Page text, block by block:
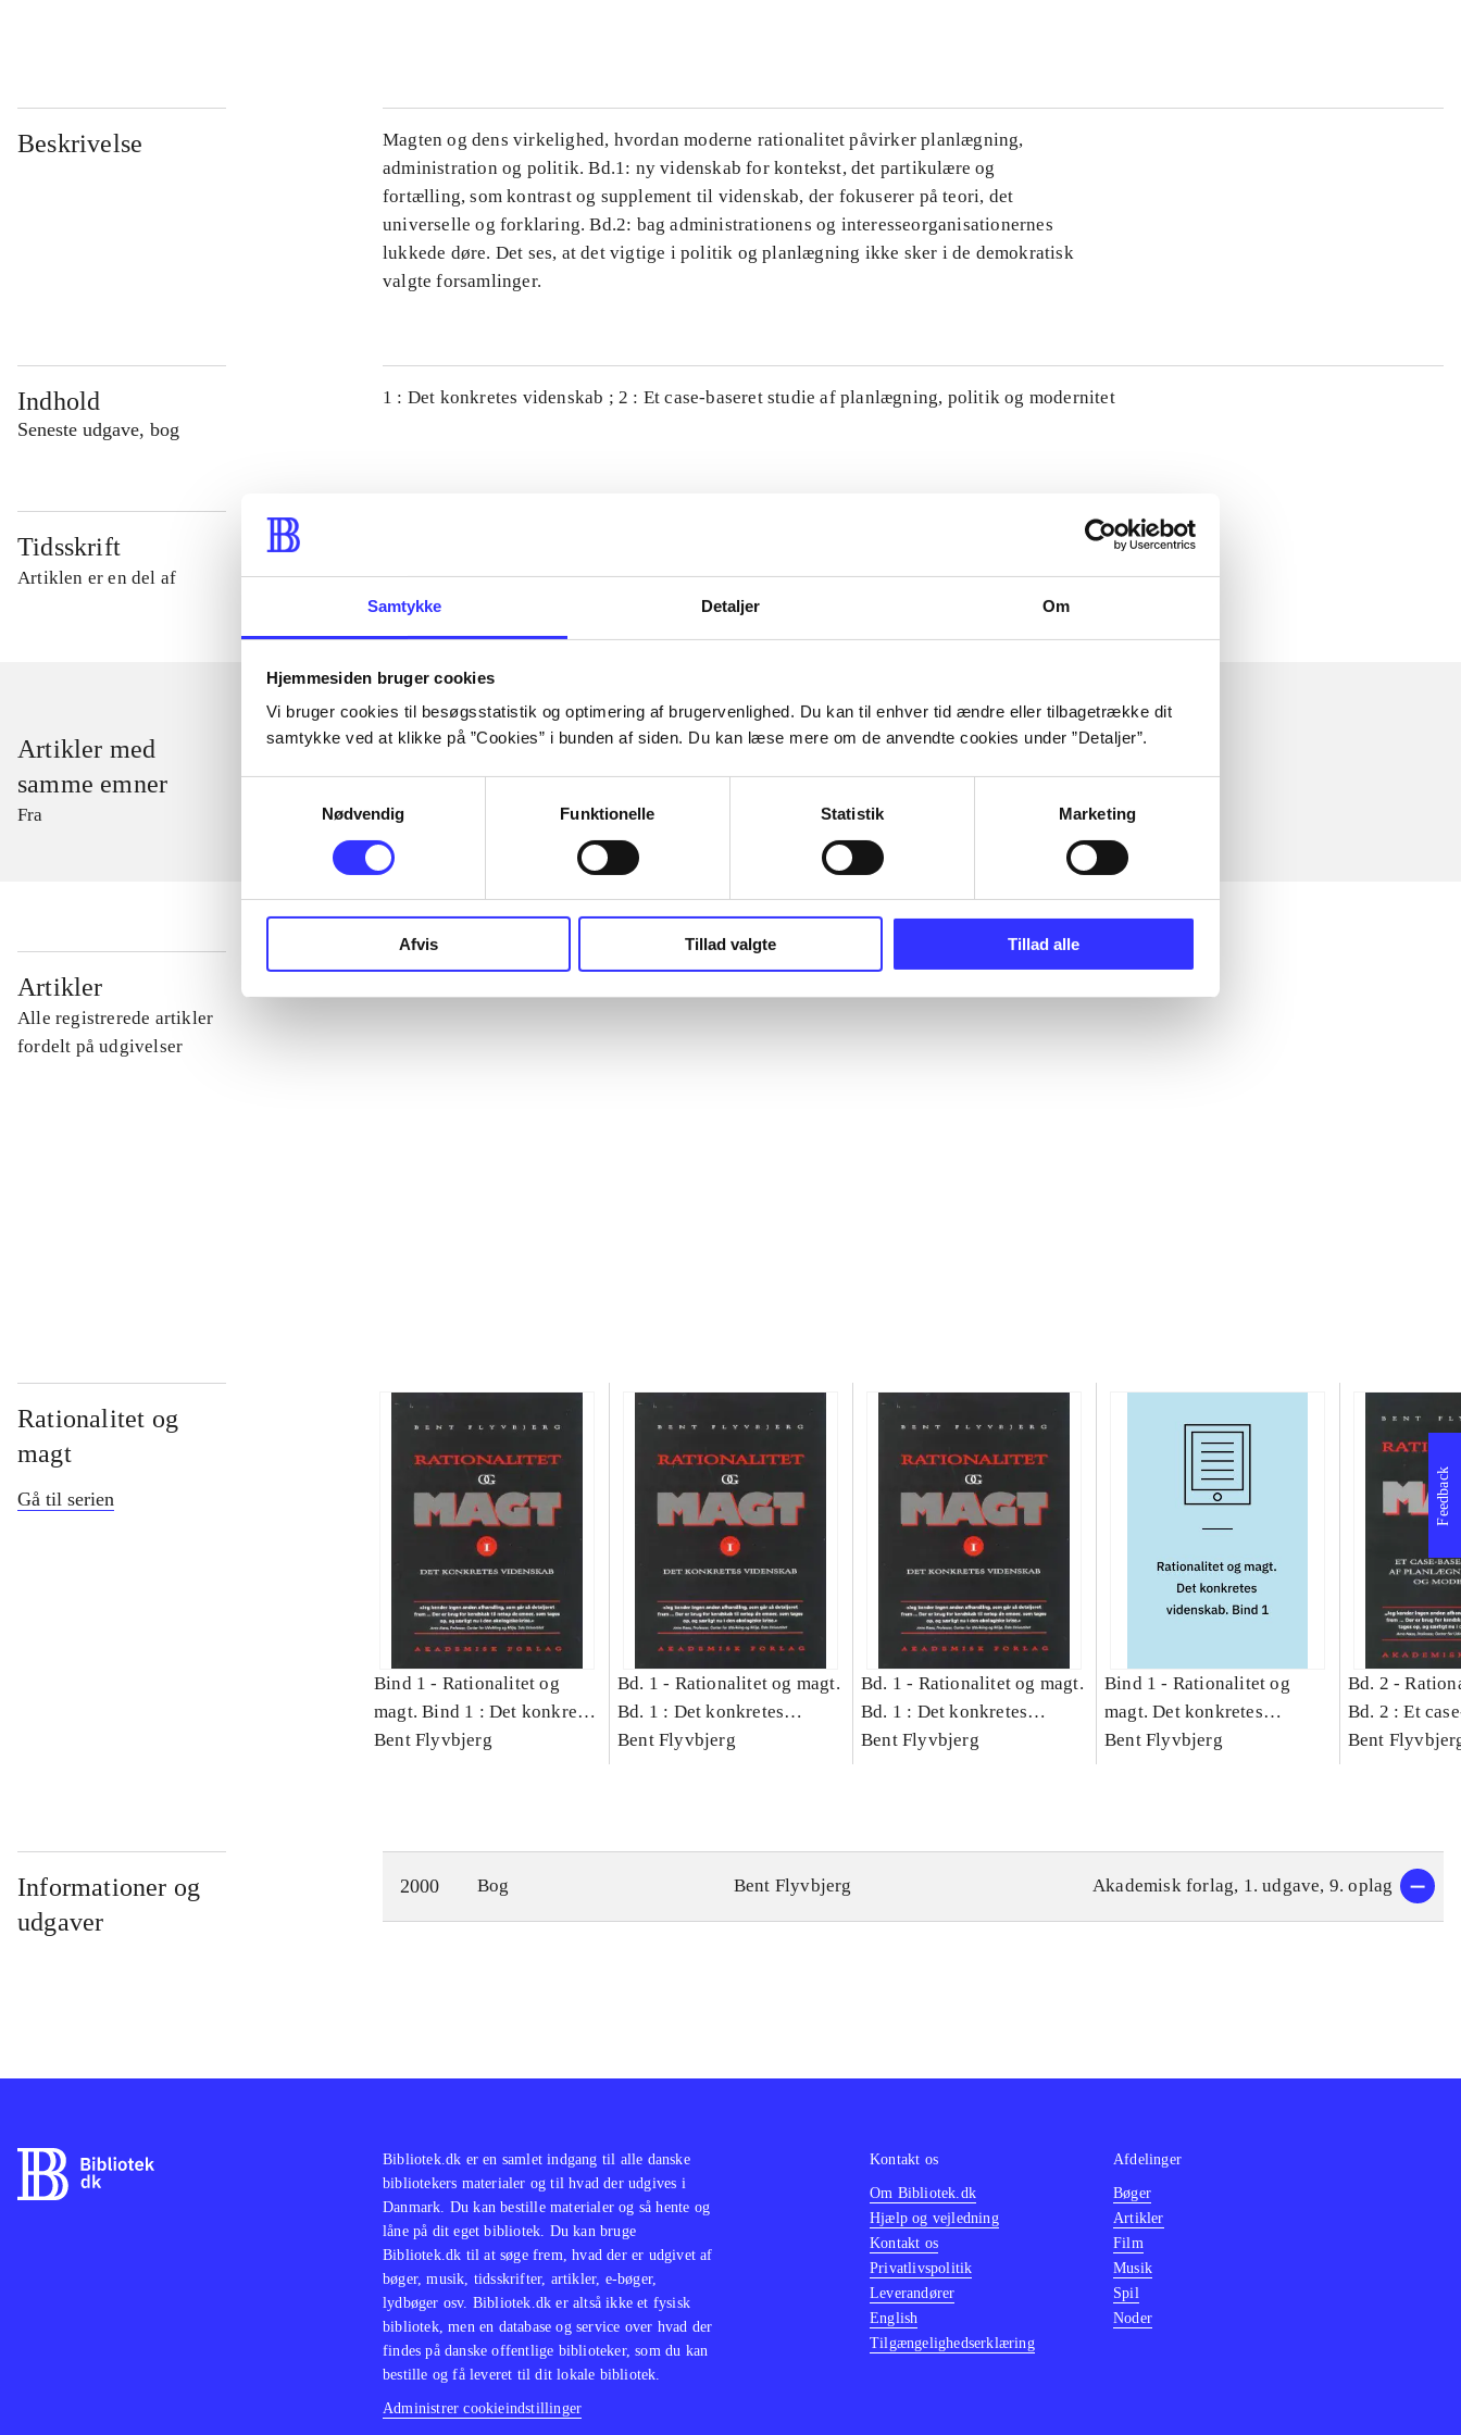
Samtykke Detaljer Om
Hjemmesiden bruger cookies
Vi bruger cookies til besøgsstatistik og optimering af brugervenlighed. Du kan til enhver tid ændre eller tilbagetrække dit
samtykke ved at klikke på ”Cookies” i bunden af siden. Du kan læse mere om de anvendte cookies under ”Detaljer”.
Nødvendig
Funktionelle Statistik Marketing
Afvis Tillad valgte Tillad alle
Beskrivelse
Magten og dens virkelighed, hvordan moderne rationalitet påvirker planlægning,
administration og politik. Bd.1: ny videnskab for kontekst, det partikulære og
fortælling, som kontrast og supplement til videnskab, der fokuserer på teori, det
universelle og forklaring. Bd.2: bag administrationens og interesseorganisationernes
lukkede døre. Det ses, at det vigtige i politik og planlægning ikke sker i de demokratisk
valgte forsamlinger.
Indhold
Seneste udgave, bog
1 : Det konkretes videnskab ; 2 : Et case-baseret studie af planlægning, politik og modernitet
Tidsskrift
Artiklen er en del af
Artikler med
samme emner
Fra
Artikler
Alle registrerede artikler
fordelt på udgivelser
...
Rationalitet og
magt
Gå til serien
Bind 1 - Rationalitet og
magt. Bind 1 : Det konkretes
videnskab
Bent Flyvbjerg
Bd. 1 - Rationalitet og magt.
Bd. 1 : Det konkretes
videnskab
Bent Flyvbjerg
Bd. 1 - Rationalitet og magt.
Bd. 1 : Det konkretes
videnskab
Bent Flyvbjerg
Bind 1 - Rationalitet og
magt. Det konkretes
videnskab. Bind 1
Bent Flyvbjerg
Bd. 2 -
Bd. 2 : Et
studie af
Bent
Informationer og
udgaver
2000 Bog Bent Flyvbjerg Akademisk forlag, 1. udgave, 9. oplag
Feedback
Bibliotek.dk er en samlet indgang til alle danske
bibliotekers materialer og til hvad der udgives i
Danmark. Du kan bestille materialer og så hente og
låne på dit eget bibliotek. Du kan bruge
Bibliotek.dk til at søge frem, hvad der er udgivet af
bøger, musik, tidsskrifter, artikler, e-bøger,
lydbøger osv. Bibliotek.dk er altså ikke et fysisk
bibliotek, men en database og service over hvad der
findes på danske offentlige biblioteker, som du kan
bestille og få leveret til dit lokale bibliotek.
Administrer cookieindstillinger
Kontakt os
Om Bibliotek.dk
Hjælp og vejledning
Kontakt os
Privatlivspolitik
Leverandører
English
Tilgængelighedserklæring
Afdelinger
Bøger
Artikler
Film
Musik
Spil
Noder